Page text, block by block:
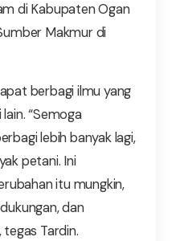
di Kabupaten Ogan
Makmur di
berbagi ilmu yang
“Semoga
lebih banyak lagi,
petani. Ini
itu mungkin,
dan
tegas Tardin.